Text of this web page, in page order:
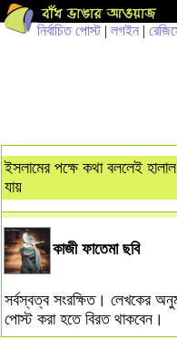
নির্বাচিত পোস্ট| লগইন |
ইসলামের পক্ষে কথা বললেই
যায়
কাজী ফাতেমা ছবি
সর্বস্বত্ব সংরক্ষিত। লেখকের
পোস্ট করা হতে বিরত থাকবেন।